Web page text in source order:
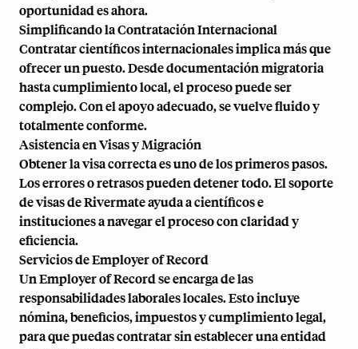
oportunidad es ahora.
Simplificando la Contratación Internacional
Contratar científicos internacionales implica más que
ofrecer un puesto. Desdedocumentación migratoria
hasta cumplimiento local, el proceso puede ser
complejo. Con el apoyo adecuado, se vuelve fluido y
totalmente conforme.
Asistencia en Visas y Migración
Obtener la visa correcta es uno de los primeros pasos.
Los errores o retrasos pueden detener todo.El soporte
de visas de Rivermateayuda a científicos e
instituciones a navegar el proceso con claridad y
eficiencia.
Servicios deEmployer of Record
Un Employer of Record se encarga de las
responsabilidades laborales locales. Esto incluye
nómina, beneficios, impuestos y cumplimiento legal,
para que puedas contratarsin establecer una entidad